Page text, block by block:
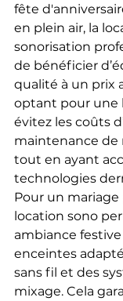
fête
en plein air, la
sonorisation
de bénéficier
qualité à un prix
optant pour une
évitez les coûts
maintenance de
tout en ayant
technologies
Pour un mariage
location sono
ambiance
enceintes
sans fil et des
mixage. Cela